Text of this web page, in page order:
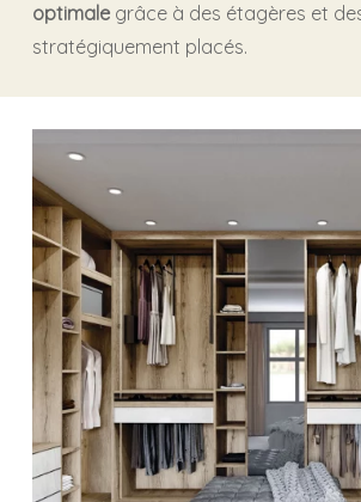
optimalegrâce à des étagères et
stratégiquement placés.